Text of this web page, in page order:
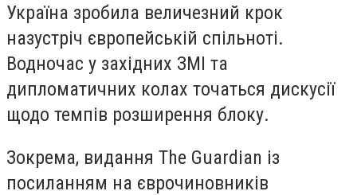
Україна зробила величезний крок
назустріч європейській спільноті.
Водночас у західних ЗМІ та
дипломатичних колах точаться дискусії
щодо темпів розширення блоку.
Зокрема, видання The Guardian із
посиланням на єврочиновників